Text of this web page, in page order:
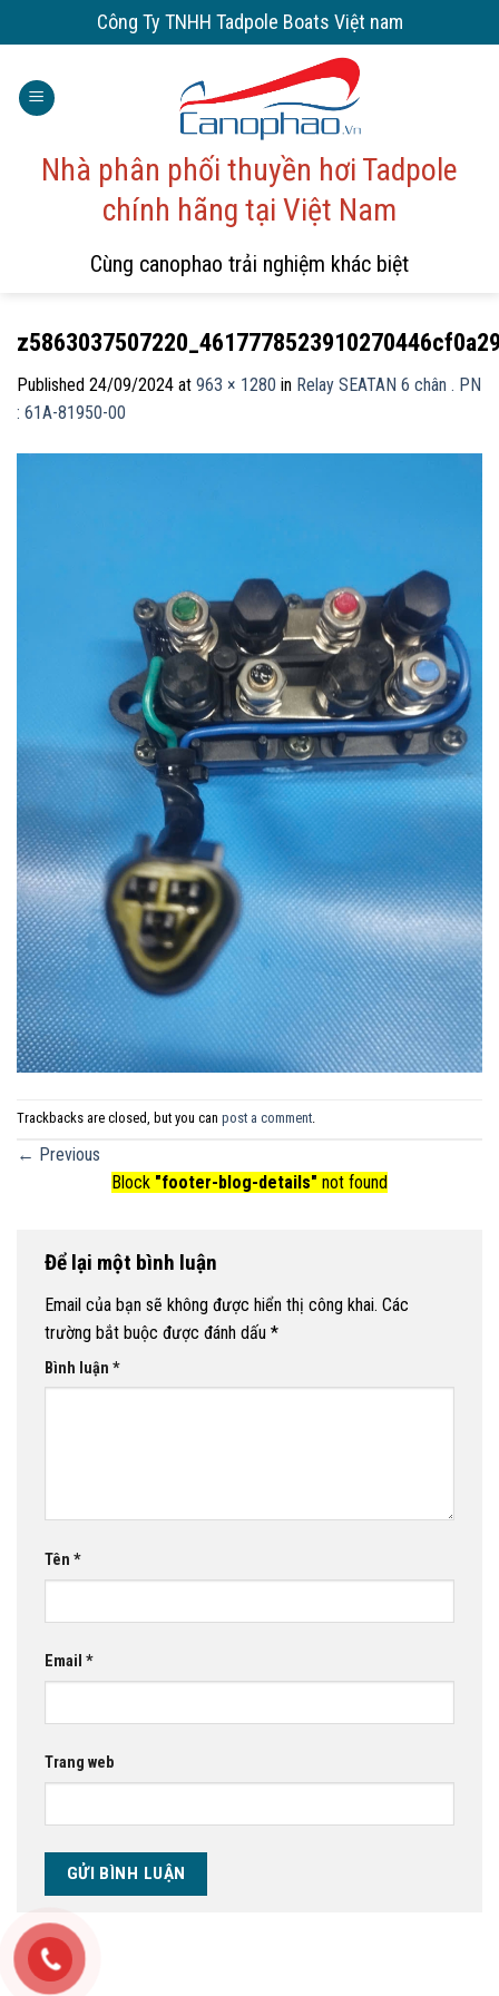
to
Công Ty TNHH Tadpole Boats Việt nam
Nhà phân phối thuyền hơi Tadpole
chính hãng tại Việt Nam
Cùng canophao trải nghiệm khác biệt
Published 24/09/2024 at 963 × 1280 in Relay SEATAN 6 chân . PN
: 61A-81950-00
Trackbacks are closed, but you can post a comment.
← Previous
Block "footer-blog-details" not found
Để lại một bình luận
Email của bạn sẽ không được hiển thị công khai. Các
trường bắt buộc được đánh dấu *
Bình luận *
Tên *
Email *
Trang web